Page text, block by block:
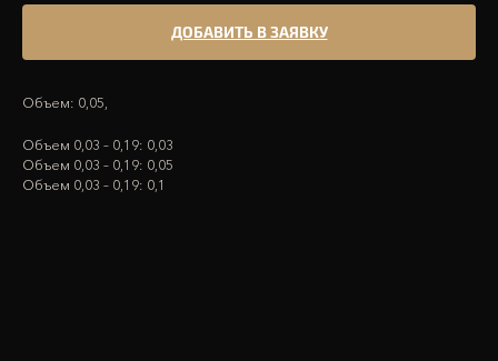
ДОБАВИТЬ В ЗАЯВКУ
Объем: 0,05,
Объем 0,03 – 0,19: 0,03
Объем 0,03 – 0,19: 0,05
Объем 0,03 – 0,19: 0,1